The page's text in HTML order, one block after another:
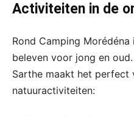
Activiteiten in de
Rond Camping
beleven voor jong en
Sarthe maakt het
natuuractiviteiten: